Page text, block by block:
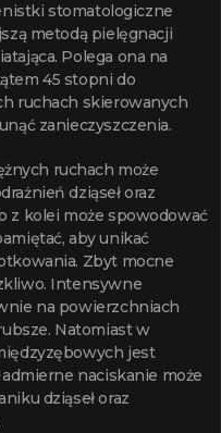
stomatologiczne
metodą pielęgnacji
Polega ona na
45 stopni do
ruchach skierowanych
zanieczyszczenia.
ruchach może
dziąseł oraz
z kolei może spowodować
aby unikać
Zbyt mocne
Intensywne
na powierzchniach
Natomiast w
jest
naciskanie może
dziąseł oraz